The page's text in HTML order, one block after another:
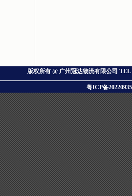
版权所有 @ 广州冠达物流有限公司 TEL
粤ICP备